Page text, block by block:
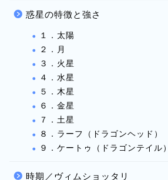
惑星の特徴と強さ
１．太陽
２．月
３．火星
４．水星
５．木星
６．金星
７．土星
８．ラーフ（ドラゴンヘッド）
９．ケートゥ（ドラゴンテイル）
時期／ヴィムショッタリ